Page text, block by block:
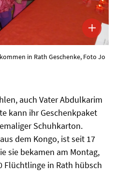
in Rath Geschenke, Foto Jo
auch Vater Abdulkarim
kann ihr Geschenkpaket
Schuhkarton.
dem Kongo, ist seit 17
sie bekamen am Montag,
Flüchtlinge in Rath hübsch